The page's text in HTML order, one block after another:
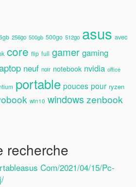
256go 500gb 500go 512go asus avec
core flip full gamer gaming
neuf noir notebook nvidia office
portable pouces pour ryzen
win10 windows zenbook
recherche
Com/2021/04/15/pc-